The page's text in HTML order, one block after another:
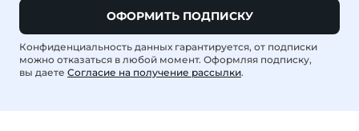
ОФОРМИТЬ ПОДПИСКУ
Конфиденциальность данных гарантируется, от подписки
можно отказаться в любой момент. Оформляя подписку,
вы даете Согласие на получение рассылки.